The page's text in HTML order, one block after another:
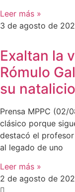
Leer más »
3 de agosto de
Exaltan la
Rómulo
su natalicio
Prensa MPPC (02/
clásico porque
destacó el
al legado de uno
Leer más »
2 de agosto de